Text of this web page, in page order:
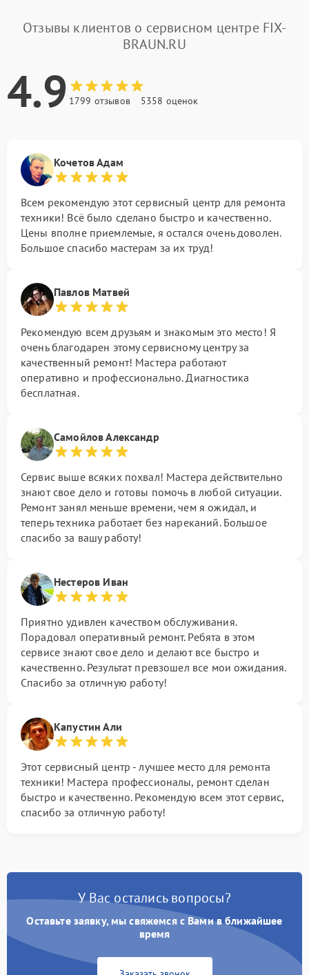
Отзывы клиентов о сервисном центре FIX-
BRAUN.RU
4.9 1799 отзывов 5358 оценок
Кочетов Адам
Всем рекомендую этот сервисный центр для ремонта
техники! Всё было сделано быстро и качественно.
Цены вполне приемлемые, я остался очень доволен.
Большое спасибо мастерам за их труд!
Павлов Матвей
Рекомендую всем друзьям и знакомым это место! Я
очень благодарен этому сервисному центру за
качественный ремонт! Мастера работают
оперативно и профессионально. Диагностика
бесплатная.
Самойлов Александр
Сервис выше всяких похвал! Мастера действительно
знают свое дело и готовы помочь в любой ситуации.
Ремонт занял меньше времени, чем я ожидал, и
теперь техника работает без нареканий. Большое
спасибо за вашу работу!
Нестеров Иван
Приятно удивлен качеством обслуживания.
Порадовал оперативный ремонт. Ребята в этом
сервисе знают свое дело и делают все быстро и
качественно. Результат превзошел все мои ожидания.
Спасибо за отличную работу!
Капустин Али
Этот сервисный центр - лучшее место для ремонта
техники! Мастера профессионалы, ремонт сделан
быстро и качественно. Рекомендую всем этот сервис,
спасибо за отличную работу!
У Вас остались вопросы?
Оставьте заявку, мы свяжемся с Вами в ближайшее
время